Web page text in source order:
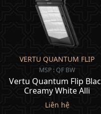
VERTU QUANTUM FLIP
MSP : QF BW
Vertu Quantum Flip
Creamy White Alli
Liên hệ